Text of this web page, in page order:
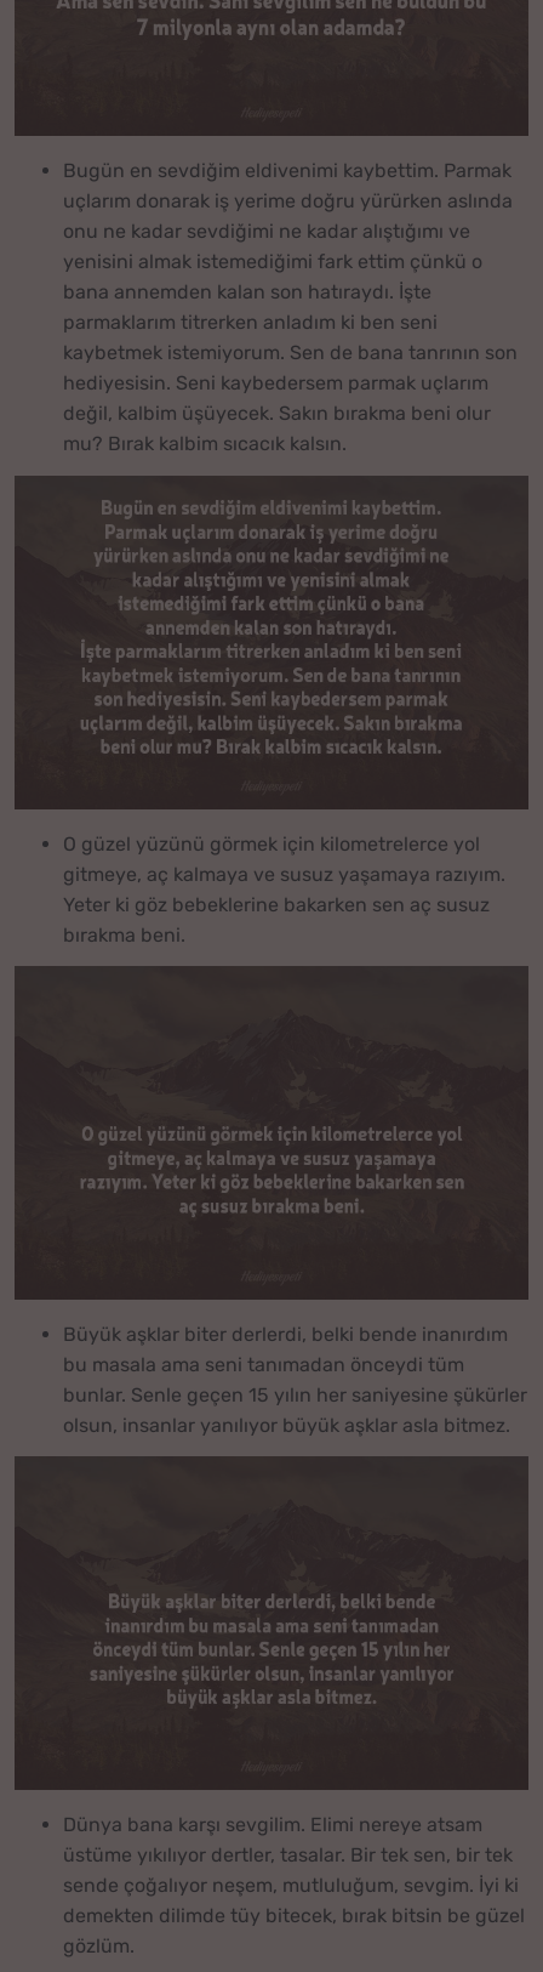
Bugün en sevdiğim eldivenimi kaybettim. Parmak
uçlarım donarak iş yerime doğru yürürken aslında
onu ne kadar sevdiğimi ne kadar alıştığımı ve
yenisini almak istemediğimi fark ettim çünkü o
bana annemden kalan son hatıraydı. İşte
parmaklarım titrerken anladım ki ben seni
kaybetmek istemiyorum. Sen de bana tanrının son
hediyesisin. Seni kaybedersem parmak uçlarım
değil, kalbim üşüyecek. Sakın bırakma beni olur
mu? Bırak kalbim sıcacık kalsın.
O güzel yüzünü görmek için kilometrelerce yol
gitmeye, aç kalmaya ve susuz yaşamaya razıyım.
Yeter ki göz bebeklerine bakarken sen aç susuz
bırakma beni.
Büyük aşklar biter derlerdi, belki bende inanırdım
bu masala ama seni tanımadan önceydi tüm
bunlar. Senle geçen 15 yılın her saniyesine şükürler
olsun, insanlar yanılıyor büyük aşklar asla bitmez.
Dünya bana karşı sevgilim. Elimi nereye atsam
üstüme yıkılıyor dertler, tasalar. Bir tek sen, bir tek
sende çoğalıyor neşem, mutluluğum, sevgim. İyi ki
demekten dilimde tüy bitecek, bırak bitsin be güzel
gözlüm.